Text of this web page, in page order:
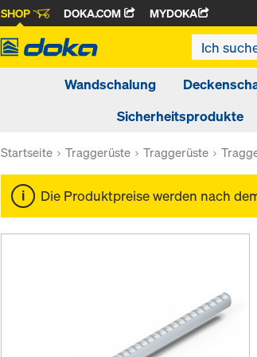
SHOP DOKA.COM MYDOKA
Wandschalung
Sicherheitsprodukte
Startseite Traggerüste Traggerüste
Die Produktpreise werden nach